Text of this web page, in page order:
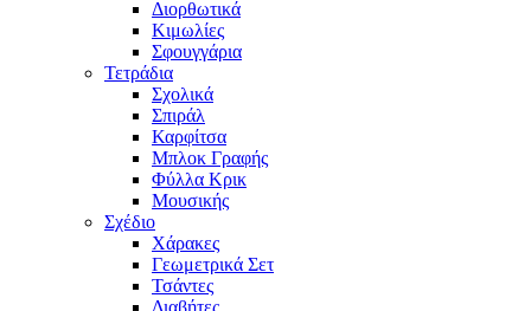
Διορθωτικά
Κιμωλίες
Σφουγγάρια
Τετράδια
Σχολικά
Σπιράλ
Καρφίτσα
Μπλοκ Γραφής
Φύλλα Κρικ
Μουσικής
Σχέδιο
Χάρακες
Γεωμετρικά Σετ
Τσάντες
Διαβήτες